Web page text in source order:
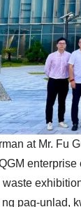
at Mr. Fu
pag-unlad,